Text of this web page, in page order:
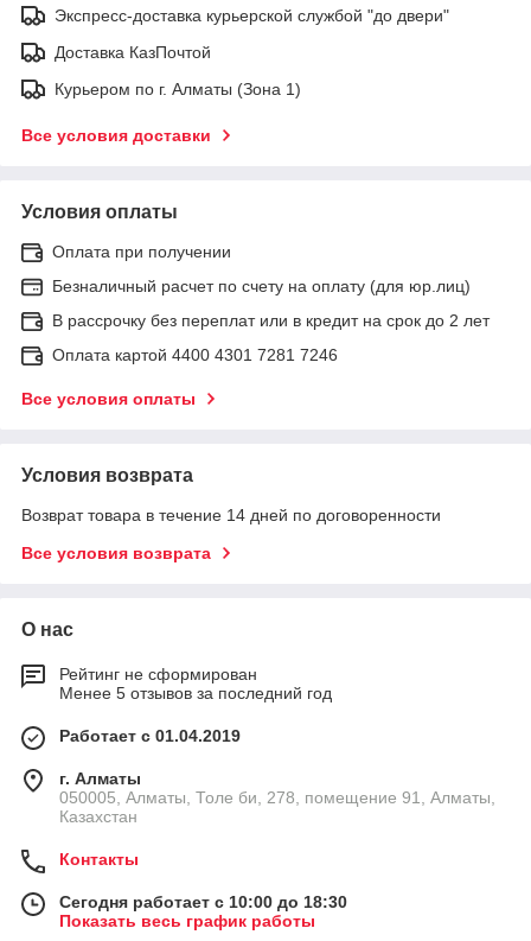
Экспресс-доставка курьерской службой "до двери"
Доставка КазПочтой
Курьером по г. Алматы (Зона 1)
Все условия доставки
Условия оплаты
Оплата при получении
Безналичный расчет по счету на оплату (для юр.лиц)
В рассрочку без переплат или в кредит на срок до 2 лет
Оплата картой 4400 4301 7281 7246
Все условия оплаты
Условия возврата
Возврат товара в течение 14 дней по договоренности
Все условия возврата
О нас
Рейтинг не сформирован
Менее 5 отзывов за последний год
Работает с 01.04.2019
г. Алматы
050005, Алматы, Толе би, 278, помещение 91, Алматы,
Казахстан
Контакты
Сегодня работает с 10:00 до 18:30
Показать весь график работы